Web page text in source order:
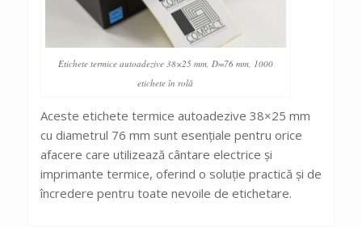
Etichete termice autoadezive 38×25 mm, D=76 mm, 1000
etichete în rolă
Aceste etichete termice autoadezive 38×25 mm
cu diametrul 76 mm sunt esențiale pentru orice
afacere care utilizează cântare electrice și
imprimante termice, oferind o soluție practică și de
încredere pentru toate nevoile de etichetare.